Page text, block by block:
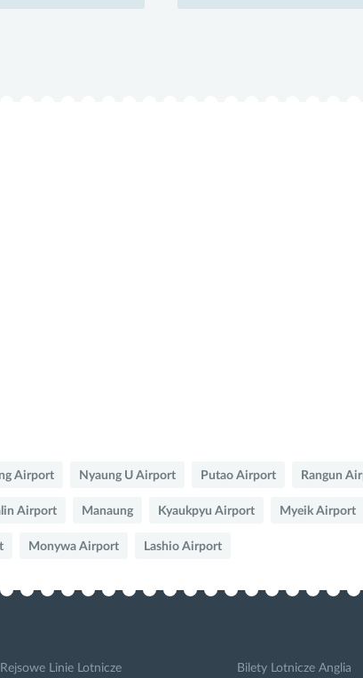
Airport Nyaung U Airport Putao Airport Rangun
Airport Manaung Kyaukpyu Airport Myeik Airport
Monywa Airport Lashio Airport
Rejsowe Linie Lotnicze Bilety Lotnicze Anglia